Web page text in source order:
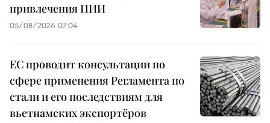
привлечения ПИИ
05/08/2026 07:04
ЕС проводит консультации по
сфере применения Регламента по
стали и его последствиям для
вьетнамских экспортёров